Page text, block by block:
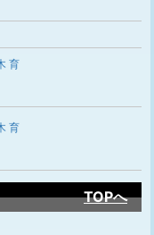
育
育
TOPへ